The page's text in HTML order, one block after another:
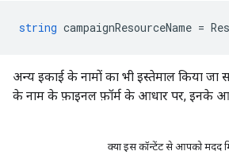
string campaignResourceName =
अन्य इकाई के नामों का भी इस्तेमाल किया जा
के नाम के फ़ाइनल फ़ॉर्म के आधार पर, इनके
क्या इस कॉन्टेंट से आपको मदद